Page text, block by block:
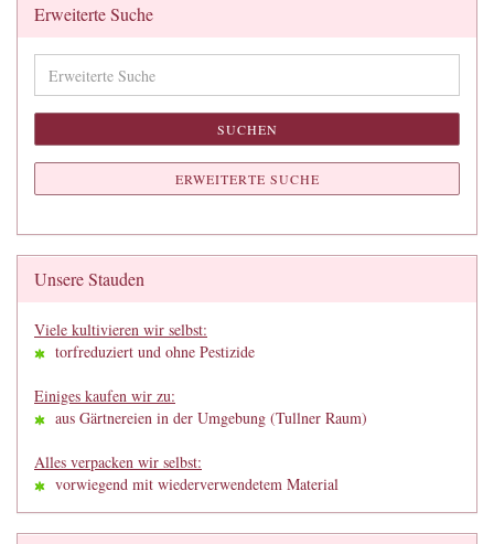
Erweiterte Suche
Suche
SUCHEN
ERWEITERTE SUCHE
Unsere Stauden
Viele kultivieren wir selbst:
torfreduziert und ohne Pestizide
Einiges kaufen wir zu:
aus Gärtnereien in der Umgebung (Tullner Raum)
Alles verpacken wir selbst:
vorwiegend mit wiederverwendetem Material